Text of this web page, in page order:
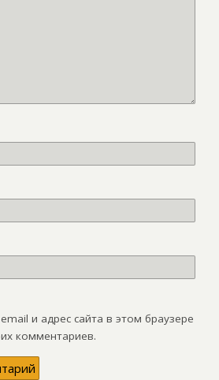
и адрес сайта в этом браузере
комментариев.